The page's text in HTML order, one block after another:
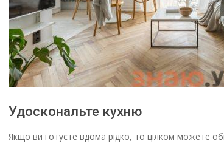
Удоскональте кухню
Якщо ви готуєте вдома рідко, то цілком можете